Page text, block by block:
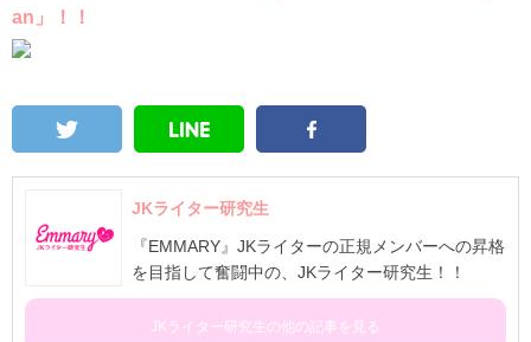
an」！！
JKライター研究生
『EMMARY』JKライターの正規メンバーへの昇格
を目指して奮闘中の、JKライター研究生！！
JKライター研究生の他の記事を見る